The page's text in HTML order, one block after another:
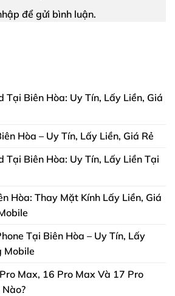
để gửi bình luận.
Tại Biên Hòa: Uy Tín, Lấy Liền, Giá
Hòa – Uy Tín, Lấy Liền, Giá Rẻ
Tại Biên Hòa: Uy Tín, Lấy Liền Tại
Hòa: Thay Mặt Kính Lấy Liền, Giá
Tại Biên Hòa – Uy Tín, Lấy
Mobile
Max, 16 Pro Max Và 17 Pro